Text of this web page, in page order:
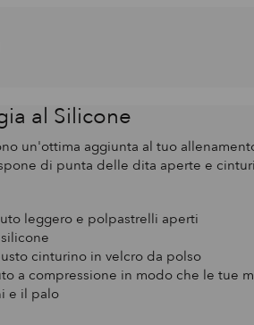
al Silicone
un'ottima aggiunta al tuo
di punta delle dita aperte e
leggero⁣⁣⁣⁠⁣⁠⁣⁣⁠⁣⁠⁣⁠⁣⁠ e polpastrelli aperti
cinturino in velcro ⁠⁠da polso
a compressione in modo che le tue
e il palo⁠